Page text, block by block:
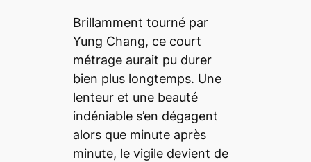
Brillamment tourné par
Yung Chang, ce court
métrage aurait pu durer
bien plus longtemps. Une
lenteur et une beauté
indéniable s’en dégagent
alors que minute après
minute, le vigile devient de